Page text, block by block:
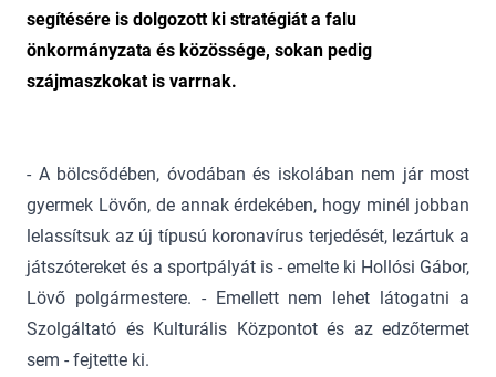
segítésére is dolgozott ki stratégiát a falu
önkormányzata és közössége, sokan pedig
szájmaszkokat is varrnak.
- A bölcsődében, óvodában és iskolában nem jár most
gyermek Lövőn, de annak érdekében, hogy minél jobban
lelassítsuk az új típusú koronavírus terjedését, lezártuk a
játszótereket és a sportpályát is - emelte ki Hollósi Gábor,
Lövő polgármestere. - Emellett nem lehet látogatni a
Szolgáltató és Kulturális Központot és az edzőtermet
sem - fejtette ki.